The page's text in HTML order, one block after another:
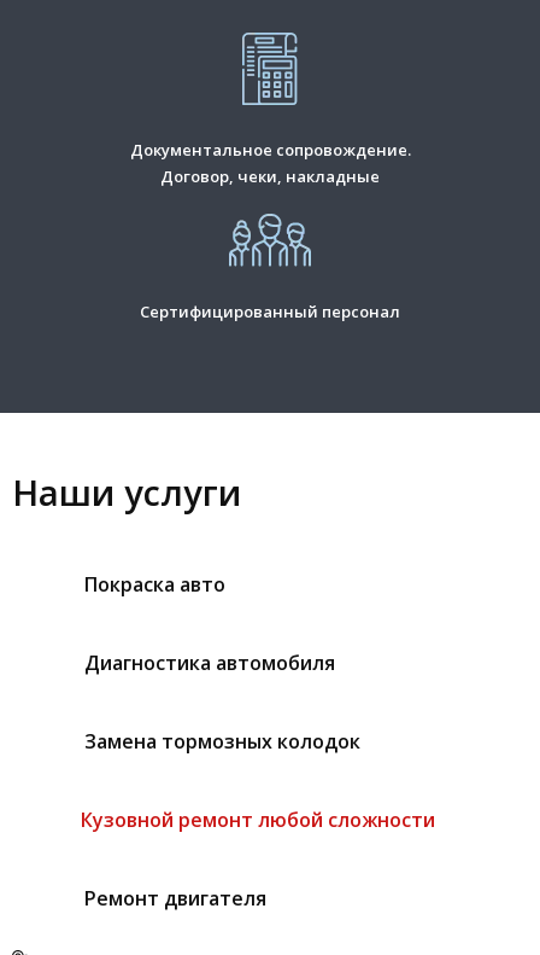
Документальное сопровождение.
Договор, чеки, накладные
Сертифицированный персонал
Наши услуги
Покраска авто
Диагностика автомобиля
Замена тормозных колодок
Кузовной ремонт любой сложности
Ремонт двигателя